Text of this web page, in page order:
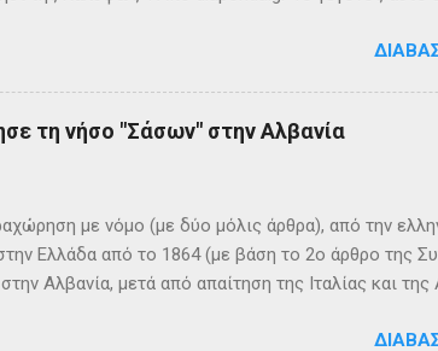
ήταν το νησί της νύμφης Καλυψούς , κόρης του
Ὠγυγία , στο οποίο υπήρχε έντονη ευωδία από
τη νήσο "Σάσων" στην Αλβανία
με νόμο (με δύο μόλις άρθρα), από την
Ελλάδα από το 1864 (με βάση το 2ο άρθρο της
Αλβανία, μετά από απαίτηση της Ιταλίας και
είναι Sazan ή Sazani και η ιταλική της Saseno.